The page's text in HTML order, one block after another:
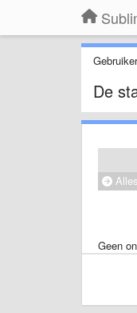
De
Alles
Geen